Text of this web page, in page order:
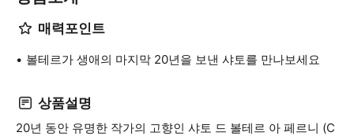
매력포인트
볼테르가 생애의 마지막 20년을 보낸 샤토를 만나보세요
상품설명
20년 동안 유명한 작가의 고향인 샤토 드 볼테르 아 페르니 (C